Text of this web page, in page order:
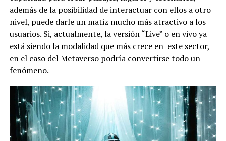
además de la posibilidad de interactuar con ellos a otro
nivel, puede darle un matiz mucho más atractivo a los
usuarios. Si, actualmente, la versión “Live” o en vivo ya
está siendo la modalidad que más crece en este sector,
en el caso del Metaverso podría convertirse todo un
fenómeno.